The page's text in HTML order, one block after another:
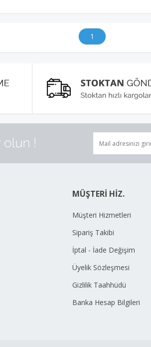
1
MÜŞTERİ HİZ.
Müşteri Hizmetleri
Sipariş Takibi
İptal - İade Değişim
Üyelik Sözleşmesi
Gizlilik Taahhüdü
Banka Hesap Bilgileri